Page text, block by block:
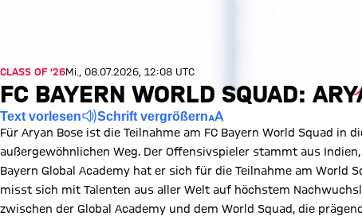
CLASS OF ’26Mi., 08.07.2026, 12:08 UTC
FC BAYERN WORLD SQUAD:
Text vorlesen Schrift vergrößern
Für Aryan Bose ist die Teilnahme am FC Bayern World Squad
außergewöhnlichen Weg. Der Offensivspieler stammt aus
Bayern Global Academy hat er sich für die Teilnahme am World
misst sich mit Talenten aus aller Welt auf höchstem
zwischen der Global Academy und dem World Squad, die